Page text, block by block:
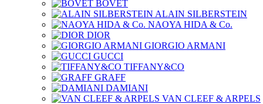
BOVET
ALAIN SILBERSTEIN
NAOYA HIDA & Co.
DIOR
GIORGIO ARMANI
GUCCI
TIFFANY&CO
GRAFF
DAMIANI
VAN CLEEF & ARPELS